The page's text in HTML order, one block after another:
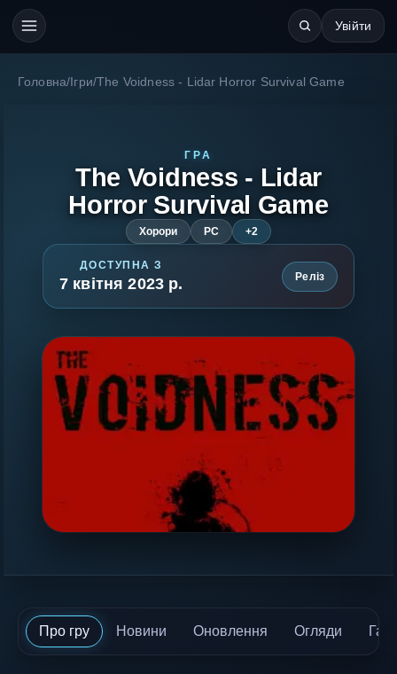
Увійти
Головна/ Ігри/The Voidness - Lidar Horror Survival Game
ГРА
The Voidness - Lidar
Horror Survival Game
Хорори PC +2
ДОСТУПНА З
7 квітня 2023 р. Реліз
Про гру Новини Оновлення Огляди